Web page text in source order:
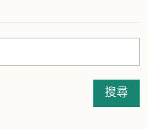
搜尋